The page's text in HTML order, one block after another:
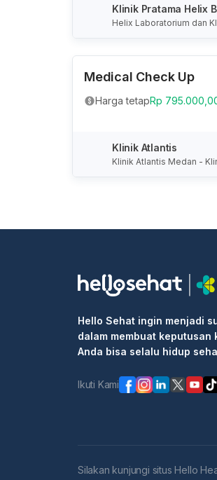
Klinik Pratama Helix
Helix Laboratorium dan
Medical Check Up
Harga tetapRp
Klinik Atlantis
Klinik Atlantis Medan -
Hello Sehat ingin menjadi
dalam membuat keputusan
Anda bisa selalu hidup
Ikuti Kami
Silakan kunjungi situs Hello